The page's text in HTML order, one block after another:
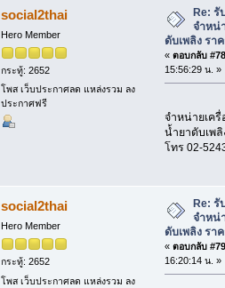
social2thai
Hero Member
กระทู้: 2652
โพส เว็บประกาศลด แหล่งรวม ลง
ประกาศฟรี
Re: รั
จำหน่
ดับเพลิง รา
« ตอบกลับ
15:56:29 น. »
จำหน่ายเครื่
น้ำยาดับเพลิ
โทร 02-
social2thai
Hero Member
กระทู้: 2652
โพส เว็บประกาศลด แหล่งรวม ลง
Re: รั
จำหน่
ดับเพลิง รา
« ตอบกลับ
16:20:14 น. »